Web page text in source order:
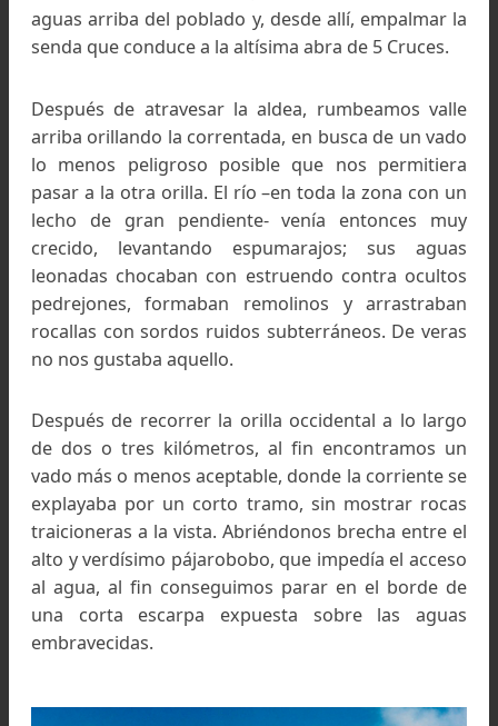
Entre aguas embravecidas
Concluido el almuerzo(en la aldea de río
curso del río homónimo, con el fin de
aguas arriba del poblado y, desde allí,
senda que conduce a la altísima abra de 5 Cruces.
Después de atravesar la aldea, rumbeamos
arriba orillando la correntada, en busca de un
lo menos peligroso posible que nos
pasar a la otra orilla. El río –en toda la zona con
lecho de gran pendiente- venía entonces
crecido, levantando espumarajos; sus
leonadas chocaban con estruendo contra
pedrejones, formaban remolinos y
rocallas con sordos ruidos subterráneos. De
no nos gustaba aquello.
Después de recorrer la orilla occidental a lo
de dos o tres kilómetros, al fin encontramos